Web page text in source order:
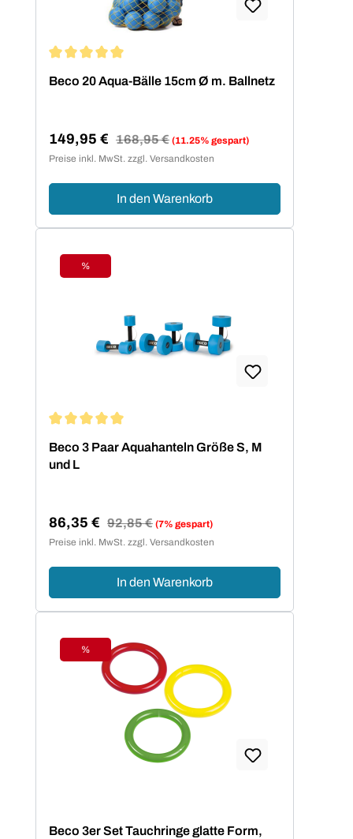
Beco 20 Aqua-Bälle 15cm Ø m. Ballnetz
Verkaufspreis:
149,95 € Regulärer Preis:
168,95 € (11.25% gespart)
Preise inkl. MwSt. zzgl. Versandkosten
In den Warenkorb
Rabatt
%
Beco 3 Paar Aquahanteln Größe S, M
und L
Verkaufspreis:
86,35 € Regulärer Preis:
92,85 € (7% gespart)
Preise inkl. MwSt. zzgl. Versandkosten
In den Warenkorb
Rabatt
%
Beco 3er Set Tauchringe glatte Form,